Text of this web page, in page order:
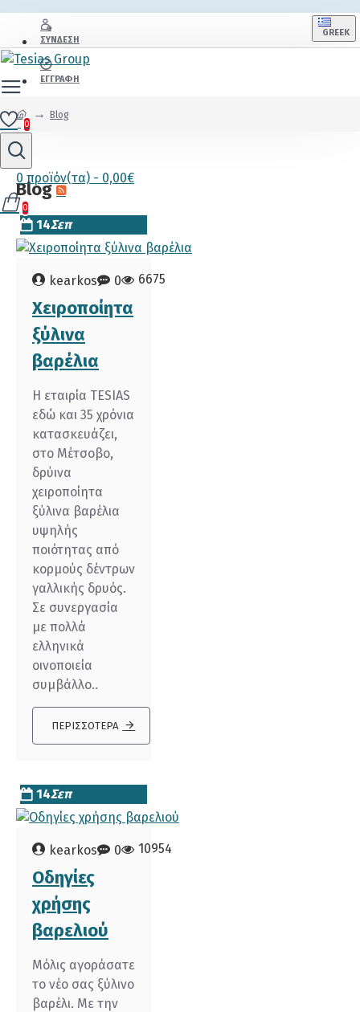
ΣΎΝΔΕΣΗ
ΕΓΓΡΑΦΉ
GREEK
0
0 προϊόν(τα) - 0,00€
0
Blog
Blog
14Σεπ
kearkos 0 6675
Χειροποίητα
ξύλινα
βαρέλια
Η εταιρία TESIAS
εδώ και 35 χρόνια
κατασκευάζει,
στο Μέτσοβο,
δρύινα
χειροποίητα
ξύλινα βαρέλια
υψηλής
ποιότητας από
κορμούς δέντρων
γαλλικής δρυός.
Σε συνεργασία
με πολλά
ελληνικά
οινοποιεία
συμβάλλο..
ΠΕΡΙΣΣΌΤΕΡΑ
14Σεπ
kearkos 0 10954
Οδηγίες
χρήσης
βαρελιού
Μόλις αγοράσατε
το νέο σας ξύλινο
βαρέλι. Με την